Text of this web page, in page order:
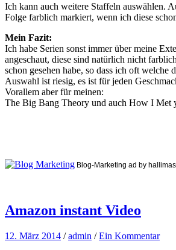
Ich kann auch weitere Staffeln auswählen.
Folge farblich markiert, wenn ich diese
Mein Fazit:
Ich habe Serien sonst immer über meine
angeschaut, diese sind natürlich nicht
schon gesehen habe, so dass ich oft welche
Auswahl ist riesig, es ist für jeden
Vorallem aber für meinen:
The Big Bang Theory und auch How I Met
Blog-Marketing ad by
Amazon instant Video
12. März 2014 /admin /Ein Kommentar